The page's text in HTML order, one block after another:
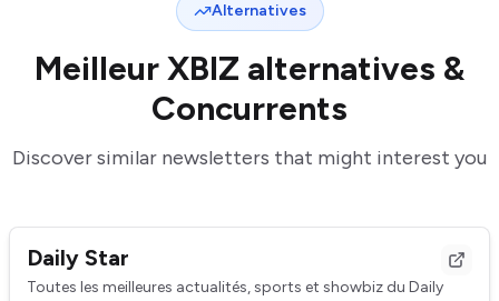
Alternatives
MeilleurXBIZ alternatives &
Concurrents
Discover similar newsletters that might interest you
Daily Star
Toutes les meilleures actualités, sports et showbiz du Daily